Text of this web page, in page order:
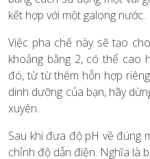
kết hợp với một galong nước.
Việc pha chế này sẽ tạo
khoảng bằng 2, có thể cao
đó, từ từ thêm hỗn hợp
dinh dưỡng của bạn, hãy
xuyên.
Sau khi đưa độ pH về đúng
chỉnh độ dẫn điện. Nghĩa là